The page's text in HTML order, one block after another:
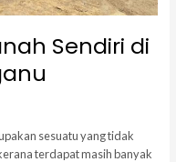
Sendiri di
sesuatu yang tidak
terdapat masih banyak